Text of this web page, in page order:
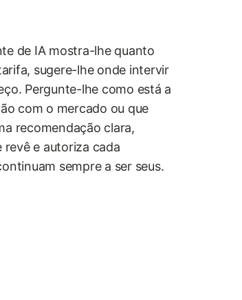
de IA mostra-lhe quanto
sugere-lhe onde intervir
Pergunte-lhe como está a
com o mercado ou que
recomendação clara,
revê e autoriza cada
sempre a ser seus.